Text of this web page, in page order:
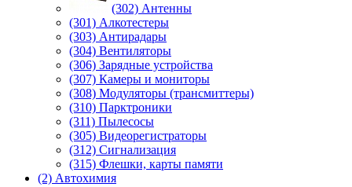
(302) Антенны
(301) Алкотестеры
(303) Антирадары
(304) Вентиляторы
(306) Зарядные устройства
(307) Камеры и мониторы
(308) Модуляторы (трансмиттеры)
(310) Парктроники
(311) Пылесосы
(305) Видеорегистраторы
(312) Сигнализация
(315) Флешки, карты памяти
(2) Автохимия